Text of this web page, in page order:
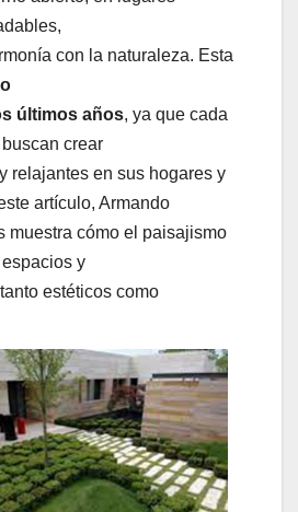
con la naturaleza. Esta
últimos años, ya que cada
crear
relajantes en sus hogares y
artículo, Armando
muestra cómo el paisajismo
y
estéticos como